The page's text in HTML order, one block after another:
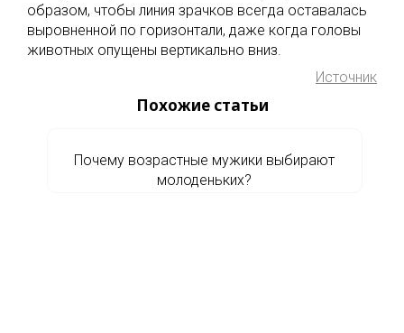
образом, чтобы линия зрачков всегда оставалась
выровненной по горизонтали, даже когда головы
животных опущены вертикально вниз.
Источник
Похожие статьи
Почему возрастные мужики выбирают
молоденьких?